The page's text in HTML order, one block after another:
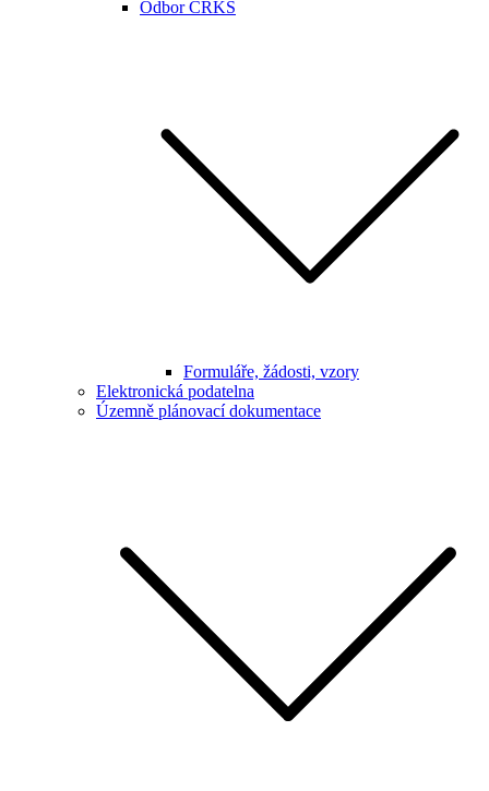
Odbor CRKS
Formuláře, žádosti, vzory
Elektronická podatelna
Územně plánovací dokumentace